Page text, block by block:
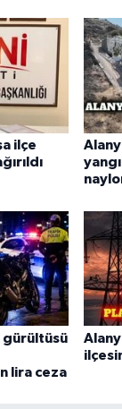
ilçe
gürültüsü
lira ceza